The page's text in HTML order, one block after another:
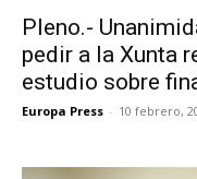
Pleno.-
pedir a la Xunta
estudio sobre
Europa Press - 10 febrero,